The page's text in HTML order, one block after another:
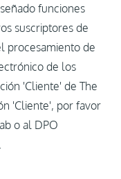
funciones
suscriptores de
procesamiento de
de los
'Cliente' de The
'Cliente', por favor
o al DPO